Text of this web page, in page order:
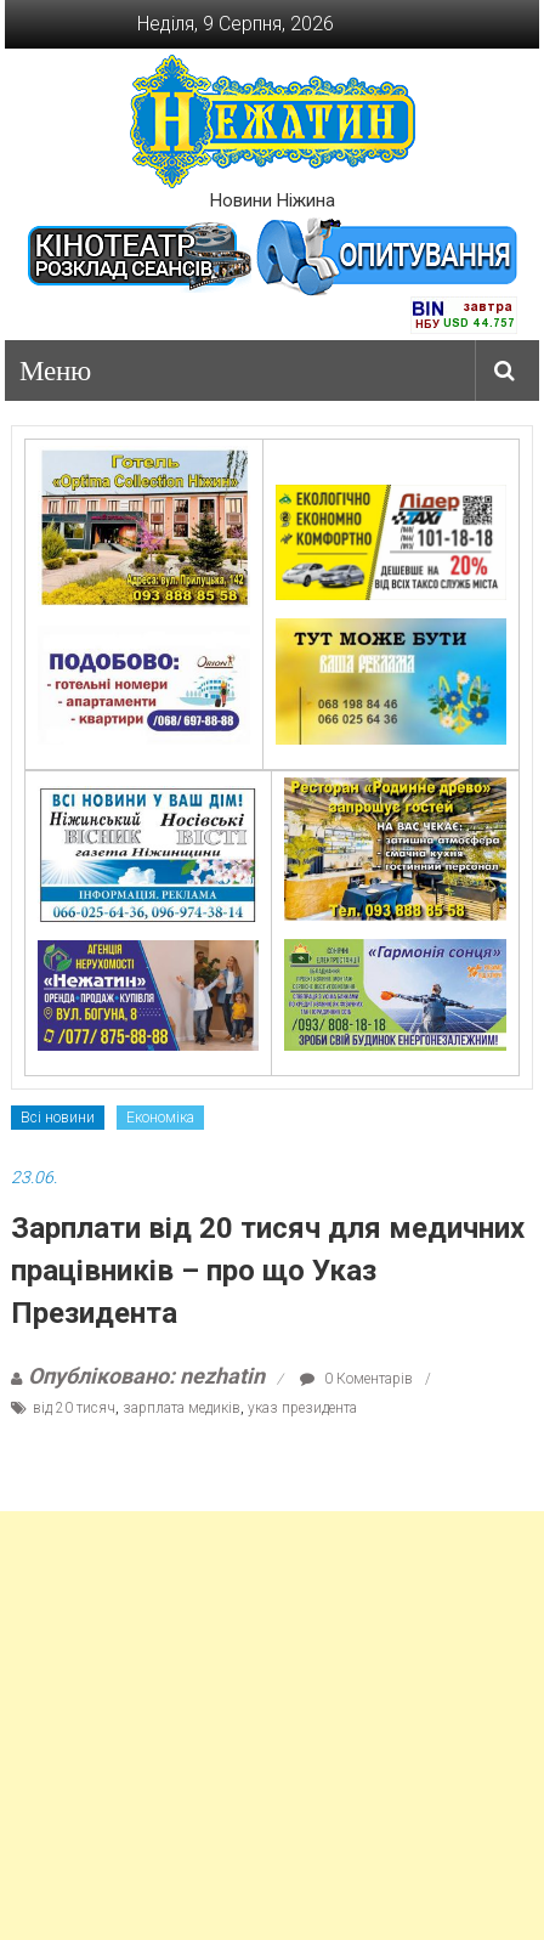
Неділя, 9 Серпня, 2026
Новини Ніжина
Всі новини Економіка
23.06.
Зарплати від 20 тисяч для медичних
працівників – про що Указ
Президента
Опубліковано: nezhatin
0 Коментарів
від 20 тисяч, зарплата медиків, указ президента